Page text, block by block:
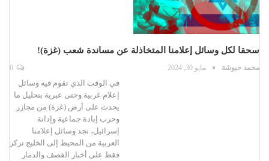
سحقا لكل وسائل إعلامنا المتخاذلة عن مساندة شعب (غزة)!
محمد حبوشة مايو 30, 2024
في الوقت الذي تقوم فيه وسائل
إعلام غربية وحتى عبرية بتحليل ما
يحدث على أرض (غزة) من مجازر
وحرب إبادة جماعية وإدانة
إسرائيل، نجد وسائل إعلامنا
العربية من المحيط إلى الخليج تركز
فقط على أخبار القصف والدمار